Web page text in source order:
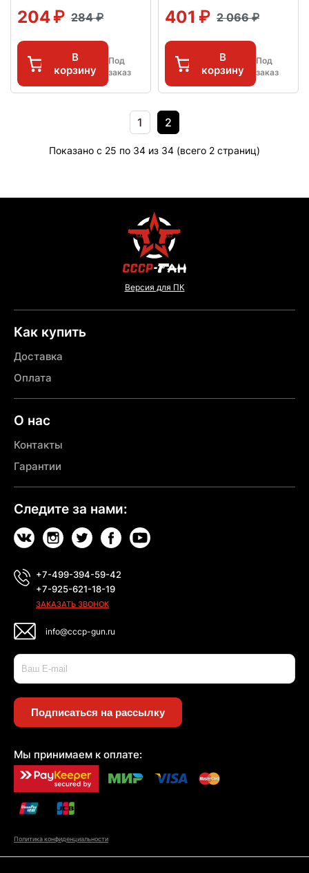
204 284
В
корзину
Под
заказ
401 2 066
В
корзину
Под
заказ
1 2
Показано с 25 по 34 из 34 (всего 2 страниц)
Версия для ПК
Как купить
Доставка
Оплата
О нас
Контакты
Гарантии
Следите за нами:
+7-499-394-59-42
+7-925-621-18-19
ЗАКАЗАТЬ ЗВОНОК
info@cccp-gun.ru
Подписаться на рассылку
Мы принимаем к оплате:
Политика конфиденциальности